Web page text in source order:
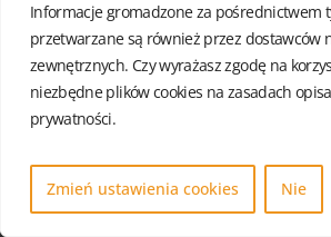
Informacje gromadzone za pośrednictwem
przetwarzane są również przez dostawców
zewnętrznych. Czy wyrażasz zgodę na
niezbędne plików cookies na zasadach
prywatności.
Zmień ustawienia cookies Nie